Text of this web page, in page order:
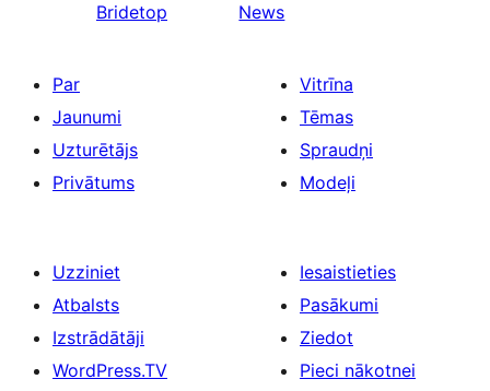
Bridetop
News
Par
Jaunumi
Uzturētājs
Privātums
Vitrīna
Tēmas
Spraudņi
Modeļi
Uzziniet
Atbalsts
Izstrādātāji
WordPress.TV
Iesaistieties
Pasākumi
Ziedot
Pieci nākotnei